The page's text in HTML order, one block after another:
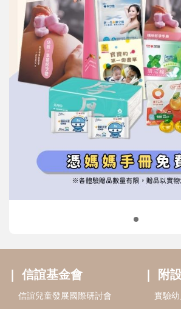
信誼基金會
2022信誼年度報告
2023信誼年度報告
2024信誼年度報告
好孕袋
分齡育兒電子報
附
小